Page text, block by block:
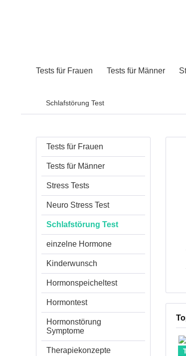
Tests für Frauen Tests für Männer
Schlafstörung Test
Tests für Frauen
Tests für Männer
Stress Tests
Neuro Stress Test
Schlafstörung Test
einzelne Hormone
Kinderwunsch
Hormonspeicheltest
Hormontest
Hormonstörung
Symptome
Therapiekonzepte